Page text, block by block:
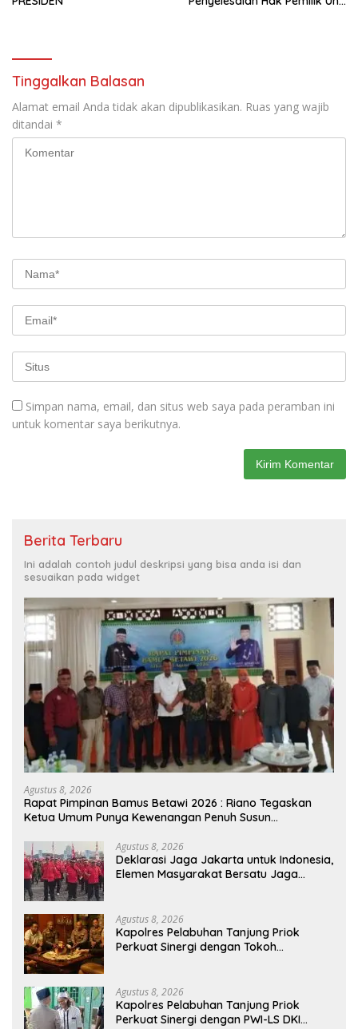
Tinggalkan Balasan
Alamat email Anda tidak akan dipublikasikan. Ruas yang wajib
ditandai *
Simpan nama, email, dan situs web saya pada peramban ini
untuk komentar saya berikutnya.
Berita Terbaru
Ini adalah contoh judul deskripsi yang bisa anda isi dan
sesuaikan pada widget
Agustus 8, 2026
Rapat Pimpinan Bamus Betawi 2026 : Riano Tegaskan
Ketua Umum Punya Kewenangan Penuh Susun
Agustus 8, 2026
Deklarasi Jaga Jakarta untuk Indonesia,
Elemen Masyarakat Bersatu Jaga
Agustus 8, 2026
Kapolres Pelabuhan Tanjung Priok
Perkuat Sinergi dengan Tokoh
Agustus 8, 2026
Kapolres Pelabuhan Tanjung Priok
Perkuat Sinergi dengan PWI-LS DKI